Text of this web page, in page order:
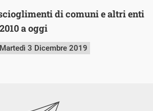
di comuni e altri enti
a oggi
Martedì 3 Dicembre 2019